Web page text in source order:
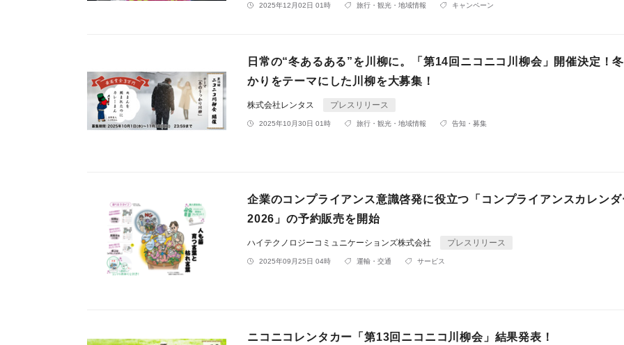
2025年12月02日 01時 旅行・観光・地域情報 キャンペーン
日常の“冬あるある”を川柳に。「第14回ニコニコ川柳会」開催決定！
かりをテーマにした川柳を大募集！
株式会社レンタス プレスリリース
2025年10月30日 01時 旅行・観光・地域情報 告知・募集
企業のコンプライアンス意識啓発に役立つ「コンプライアンスカレンダ
2026」の予約販売を開始
ハイテクノロジーコミュニケーションズ株式会社 プレスリリース
2025年09月25日 04時 運輸・交通 サービス
ニコニコレンタカー「第13回ニコニコ川柳会」結果発表！